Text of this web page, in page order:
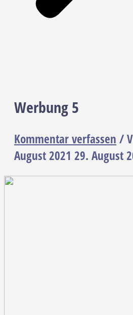
Werbung 5
Kommentar verfassen /
August 2021 29. August